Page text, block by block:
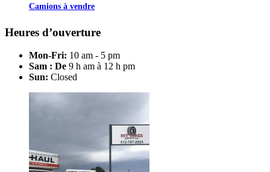
Camions à vendre
Heures d’ouverture
Mon-Fri: 10 am - 5 pm
Sam : De 9 h am à 12 h pm
Sun: Closed